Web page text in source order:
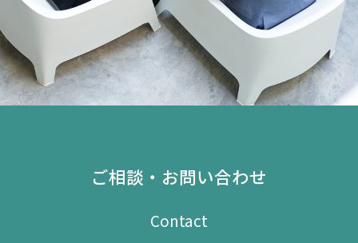
ご相談・お問い合わせ
Contact